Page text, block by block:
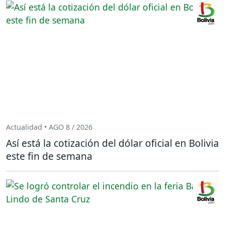
Actualidad • AGO 8 / 2026
Así está la cotización del dólar oficial en Bolivia
este fin de semana